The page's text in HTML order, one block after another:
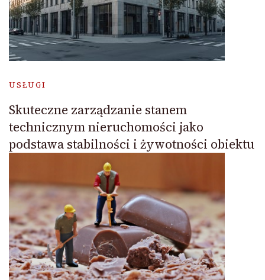
USŁUGI
Skuteczne zarządzanie stanem
technicznym nieruchomości jako
podstawa stabilności i żywotności obiektu